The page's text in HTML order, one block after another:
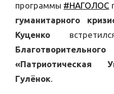
программы #НАГОЛОС
гуманитарного
Куценко
«Патриотическая
Гулёнок.